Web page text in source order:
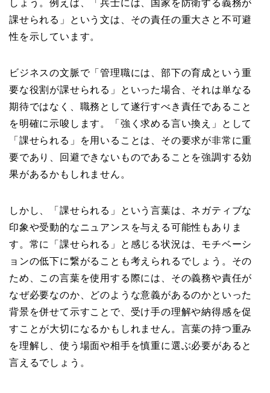
しょう。例えば、「兵士には、国家を防衛する義務が
課せられる」という文は、その責任の重大さと不可避
性を示しています。
ビジネスの文脈で「管理職には、部下の育成という重
要な役割が課せられる」といった場合、それは単なる
期待ではなく、職務として遂行すべき責任であること
を明確に示唆します。「強く求める言い換え」として
「課せられる」を用いることは、その要求が非常に重
要であり、回避できないものであることを強調する効
果があるかもしれません。
しかし、「課せられる」という言葉は、ネガティブな
印象や受動的なニュアンスを与える可能性もありま
す。常に「課せられる」と感じる状況は、モチベーシ
ョンの低下に繋がることも考えられるでしょう。その
ため、この言葉を使用する際には、その義務や責任が
なぜ必要なのか、どのような意義があるのかといった
背景を併せて示すことで、受け手の理解や納得感を促
すことが大切になるかもしれません。言葉の持つ重み
を理解し、使う場面や相手を慎重に選ぶ必要があると
言えるでしょう。